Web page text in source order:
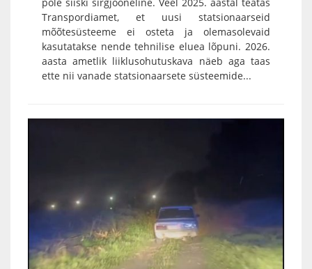
pole siiski sirgjooneline. Veel 2025. aastal teatas
Transpordiamet, et uusi statsionaarseid
mõõtesüsteeme ei osteta ja olemasolevaid
kasutatakse nende tehnilise eluea lõpuni. 2026.
aasta ametlik liiklusohutuskava näeb aga taas
ette nii vanade statsionaarsete süsteemide...